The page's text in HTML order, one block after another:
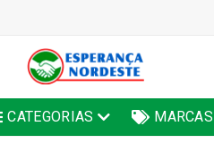
CATEGORIAS MARCAS